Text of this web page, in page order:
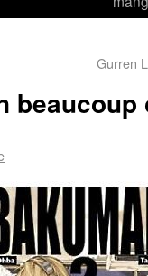
Gurren